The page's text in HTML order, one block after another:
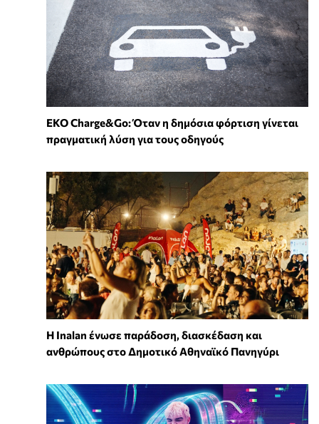
EKO Charge&Go: Όταν η δημόσια φόρτιση γίνεται
πραγματική λύση για τους οδηγούς
Η Inalan ένωσε παράδοση, διασκέδαση και
ανθρώπους στο Δημοτικό Αθηναϊκό Πανηγύρι